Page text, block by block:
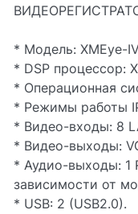
* Модель: XMEye-
* DSP процессор:
* Операционная
* Режимы работы
* Видео-входы: 8
* Видео-выходы:
* Аудио-выходы: 1
зависимости от
* USB: 2 (USB2.0).